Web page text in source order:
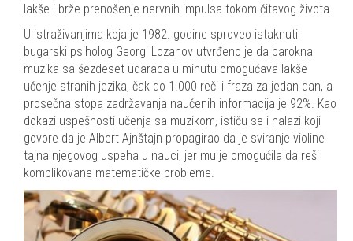
lakše i brže prenošenje nervnih impulsa tokom čitavog života.
U istraživanjima koja je 1982. godine sproveo istaknuti
bugarski psiholog Georgi Lozanov utvrđeno je da barokna
muzika sa šezdeset udaraca u minutu omogućava lakše
učenje stranih jezika, čak do 1.000 reči i fraza za jedan dan, a
prosečna stopa zadržavanja naučenih informacija je 92%. Kao
dokazi uspešnosti učenja sa muzikom, ističu se i nalazi koji
govore da je Albert Ajnštajn propagirao da je sviranje violine
tajna njegovog uspeha u nauci, jer mu je omogućila da reši
komplikovane matematičke probleme.